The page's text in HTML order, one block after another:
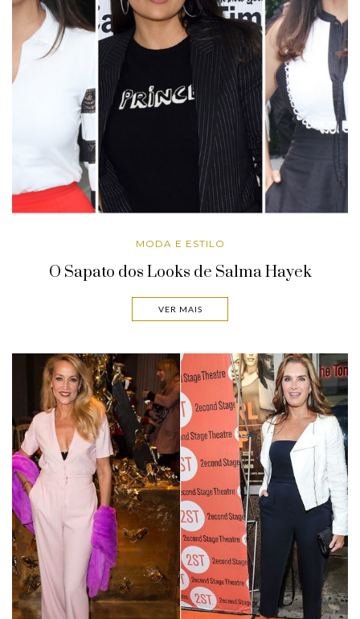
MODA E ESTILO
O Sapato dos Looks de Salma Hayek
VER MAIS